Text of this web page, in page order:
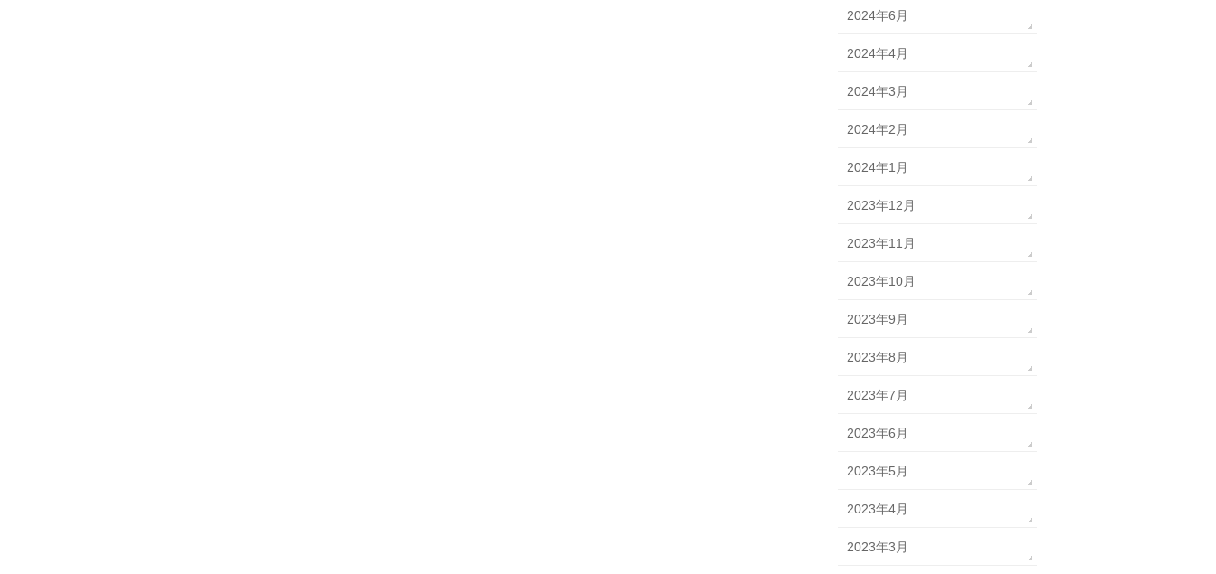
2024年6月
2024年4月
2024年3月
2024年2月
2024年1月
2023年12月
2023年11月
2023年10月
2023年9月
2023年8月
2023年7月
2023年6月
2023年5月
2023年4月
2023年3月